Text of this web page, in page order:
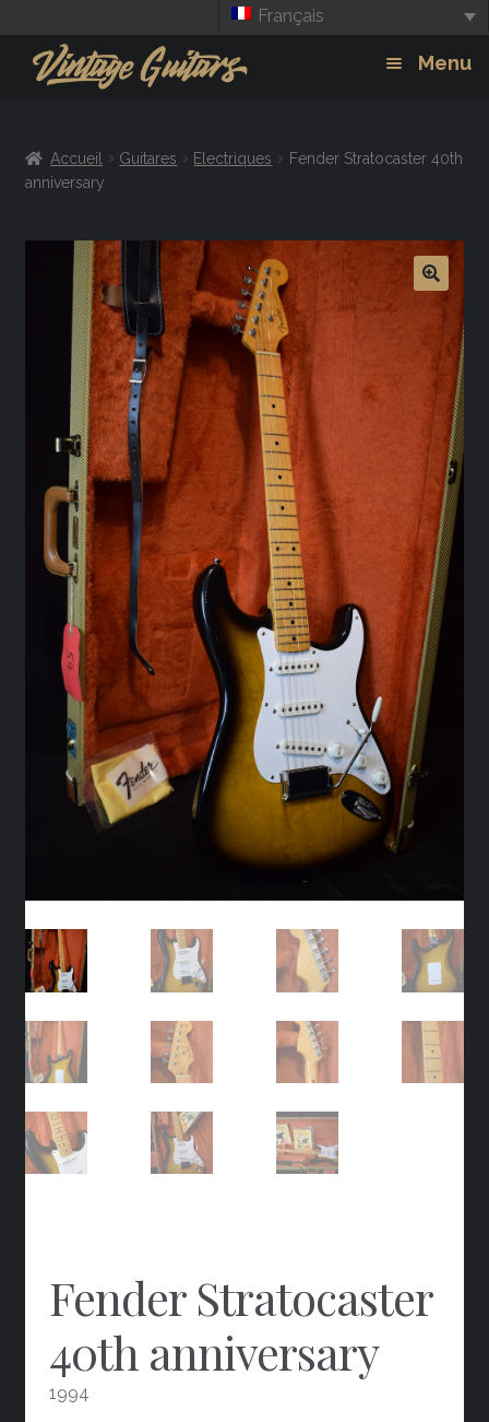
Français
Menu
Amplis
Accueil Guitares Electriques
Fender Stratocaster 40th
anniversary
Fender Stratocaster
40th anniversary
1994